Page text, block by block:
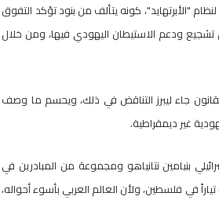
"الأبرتهايد"، كونه يتألف من بنود تؤكد التفوق
تشجيع ودعم الاستيطان اليهودي فيها، ومن خلال
جاء ليبرز التناقض في ذلك، ويحسم ما وصف
غير ديمقراطية.
قائلا: " إنه في عام 2011 قام رئيس الوزراء الإسرائيلي بنيامين نتانياهو ومجموعة من المبادرين في
في فلسطين، ولأن العالم العربي بأسوء أحواله،